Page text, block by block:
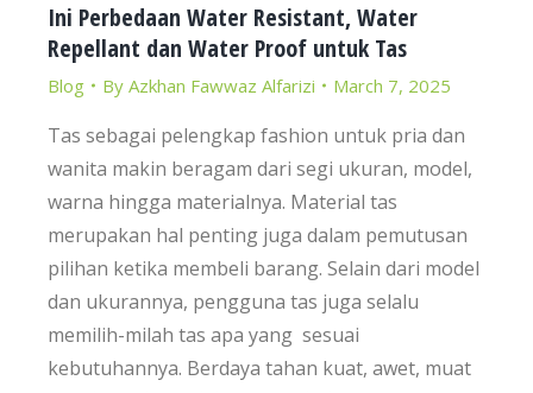
Ini Perbedaan Water Resistant, Water
Repellant dan Water Proof untuk Tas
Blog By Azkhan Fawwaz Alfarizi March 7, 2025
Tas sebagai pelengkap fashion untuk pria dan
wanita makin beragam dari segi ukuran, model,
warna hingga materialnya. Material tas
merupakan hal penting juga dalam pemutusan
pilihan ketika membeli barang. Selain dari model
dan ukurannya, pengguna tas juga selalu
memilih-milah tas apa yang sesuai
kebutuhannya. Berdaya tahan kuat, awet, muat